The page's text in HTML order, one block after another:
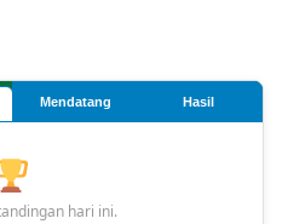
Mendatang Hasil
hari ini.